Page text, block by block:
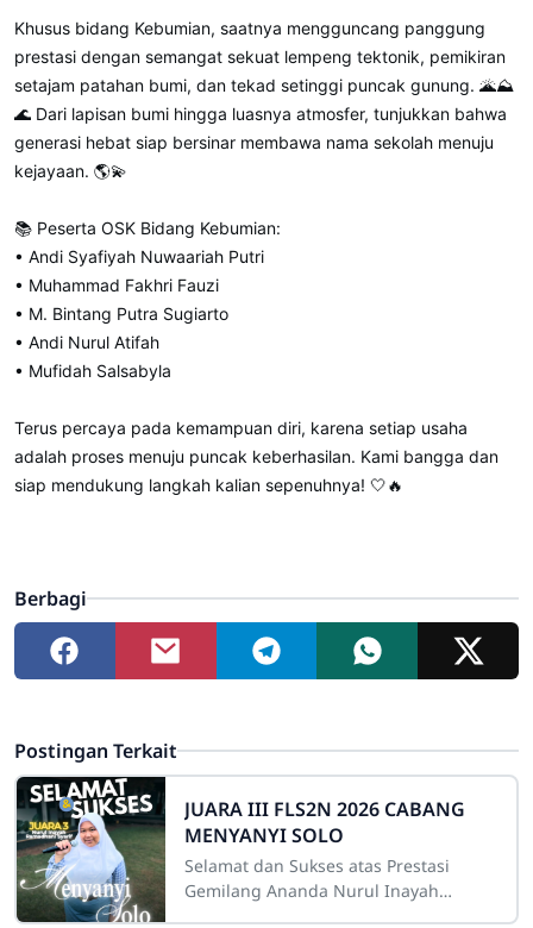
Khusus bidang Kebumian, saatnya mengguncang panggung
prestasi dengan semangat sekuat lempeng tektonik, pemikiran
setajam patahan bumi, dan tekad setinggi puncak gunung. 🌋⛰️
🌊 Dari lapisan bumi hingga luasnya atmosfer, tunjukkan bahwa
generasi hebat siap bersinar membawa nama sekolah menuju
kejayaan. 🌎💫
📚 Peserta OSK Bidang Kebumian:
• Andi Syafiyah Nuwaariah Putri
• Muhammad Fakhri Fauzi
• M. Bintang Putra Sugiarto
• Andi Nurul Atifah
• Mufidah Salsabyla
Terus percaya pada kemampuan diri, karena setiap usaha
adalah proses menuju puncak keberhasilan. Kami bangga dan
siap mendukung langkah kalian sepenuhnya! 🤍🔥
Berbagi
Postingan Terkait
JUARA III FLS2N 2026 CABANG
MENYANYI SOLO
Selamat dan Sukses atas Prestasi
Gemilang Ananda Nurul Inayah